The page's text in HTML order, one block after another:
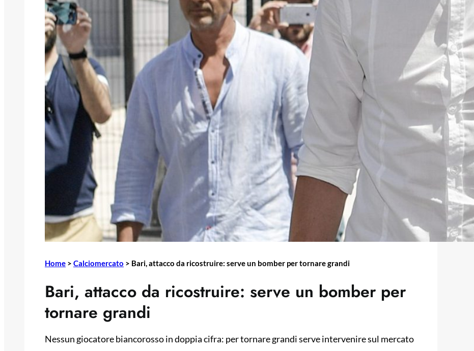
Home > Calciomercato > Bari, attacco da ricostruire: serve un bomber per tornare grandi
Bari, attacco da ricostruire: serve un bomber per
tornare grandi
Nessun giocatore biancorosso in doppia cifra: per tornare grandi serve intervenire sul mercato